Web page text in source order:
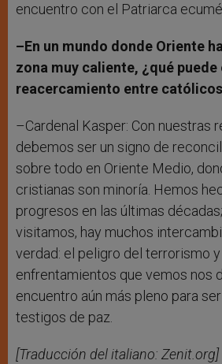
encuentro con el Patriarca
–En un mundo donde Oriente
zona muy caliente, ¿qué puede
reacercamiento entre
–Cardenal Kasper: Con nuestras
debemos ser un signo de
sobre todo en Oriente Medio,
cristianas son minoría. Hemos
progresos en las últimas
visitamos, hay muchos
verdad: el peligro del terrorismo
enfrentamientos que vemos nos
encuentro aún más pleno para
testigos de paz.
[Traducción del italiano: Zenit.org]